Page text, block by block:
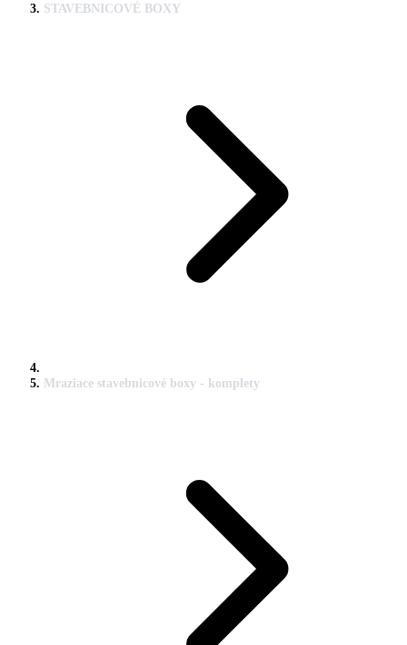
STAVEBNICOVÉ BOXY
Mraziace stavebnicové boxy - komplety